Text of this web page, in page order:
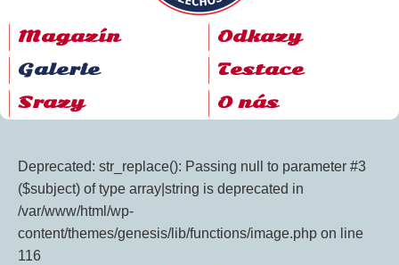
Magazín
Galerie
Srazy
Odkazy
Testace
O nás
Deprecated: str_replace(): Passing null to parameter #3
($subject) of type array|string is deprecated in
/var/www/html/wp-
content/themes/genesis/lib/functions/image.php on line
116